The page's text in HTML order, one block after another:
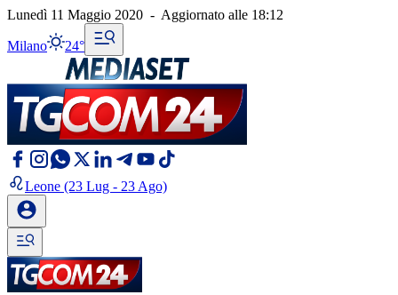
Lunedì 11 Maggio 2020 - Aggiornato alle 18:12
Milano 24°
Leone (23 Lug - 23 Ago)